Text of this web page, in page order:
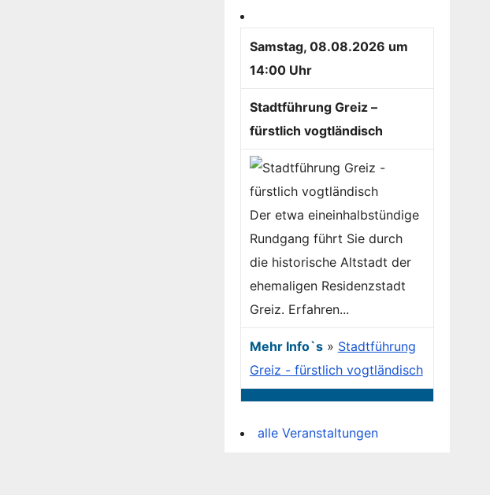
Samstag, 08.08.2026 um
14:00 Uhr
Stadtführung Greiz –
fürstlich vogtländisch
Der etwa eineinhalbstündige
Rundgang führt Sie durch
die historische Altstadt der
ehemaligen Residenzstadt
Greiz. Erfahren...
Mehr Info`s» Stadtführung
Greiz - fürstlich vogtländisch
alle Veranstaltungen